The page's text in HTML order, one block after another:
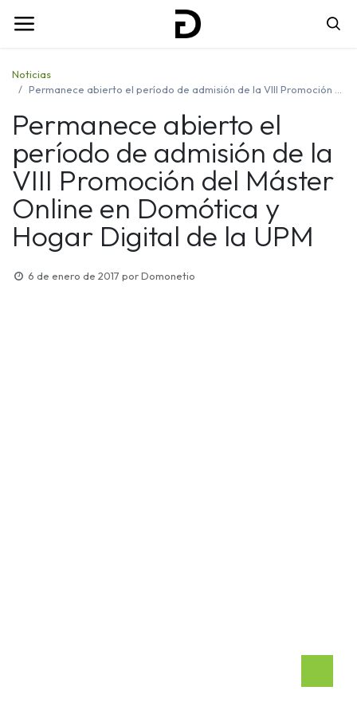
Noticias
Permanece abierto el período de admisión de la VIII Promoción del Máster Online en Domótica y Hogar Digital de la UPM
Permanece abierto el
período de admisión de la
VIII Promoción del Máster
Online en Domótica y
Hogar Digital de la UPM
6 de enero de 2017 porDomonetio